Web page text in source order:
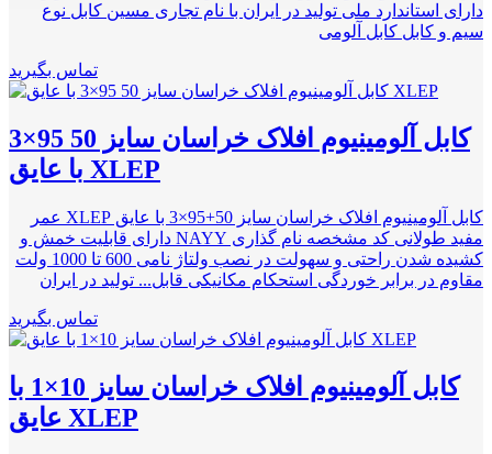
دارای استاندارد ملی تولید در ایران با نام تجاری مسین کابل نوع
سیم و کابل کابل آلومی
تماس بگیرید
کابل آلومینیوم افلاک خراسان سایز 50 95×3
با عایق XLEP
کابل آلومینیوم افلاک خراسان سایز 50+95×3 با عایق XLEP عمر
مفید طولانی کد مشخصه نام گذاری NAYY دارای قابلیت خمش و
کشیده شدن راحتی و سهولت در نصب ولتاژ نامی 600 تا 1000 ولت
ﻣﻘﺎﻭم در برابر ﺧﻮﺭﺩگی ﺍﺳﺘﺤﻜﺎﻡ مکانیکی ﻗﺎﺑﻞ... تولید در ایران
تماس بگیرید
کابل آلومینیوم افلاک خراسان سایز 10×1 با
عایق XLEP